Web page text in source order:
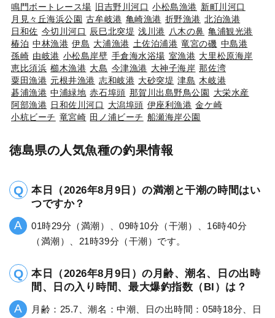
鳴門ボートレース場 旧吉野川河口 小松島漁港 新町川河口
月見々丘海浜公園 古牟岐港 亀崎漁港 折野漁港 北泊漁港
日和佐 今切川河口 辰巳北突堤 浅川港 八木の鼻 亀浦観光港
椿泊 中林漁港 伊島 大浦漁港 土佐泊浦港 竜宮の磯 中島港
孫崎 由岐港 小松島岸壁 手倉海水浴場 室漁港 大里松原海岸
恵比須浜 櫛木漁港 大島 今津漁港 大神子海岸 那佐湾
粟田漁港 元根井漁港 志和岐港 大砂突堤 津島 木岐港
碁浦漁港 中浦緑地 赤石埠頭 那賀川出島野鳥公園 大栄水産
阿部漁港 日和佐川河口 大潟埠頭 伊座利漁港 金ケ崎
小杭ビーチ 竜宮崎 田ノ浦ビーチ 船瀬海岸公園
徳島県の人気魚種の釣果情報
本日（2026年8月9日）の満潮と干潮の時間はい
つですか？
01時29分（満潮）、09時10分（干潮）、16時40分
（満潮）、21時39分（干潮）です。
本日（2026年8月9日）の月齢、潮名、日の出時
間、日の入り時間、最大爆釣指数（BI）は？
月齢：25.7、潮名：中潮、日の出時間：05時18分、日